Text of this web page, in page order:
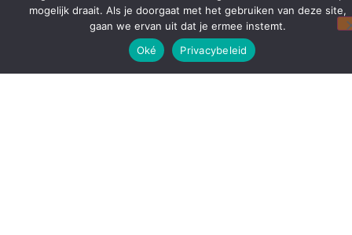
mogelijk draait. Als je doorgaat met het gebruiken van deze site,
gaan we ervan uit dat je ermee instemt.
Oké
Privacybeleid